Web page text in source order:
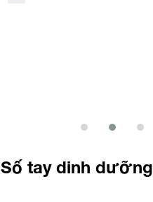
Số tay dinh dưỡng